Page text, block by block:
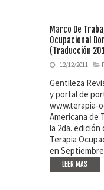
Marco De
Ocupacional
(traducción
12/12/2011
Gentileza
y portal de
www.terapia-
Americana de
la 2da. edición
Terapia
en
LEER MAS